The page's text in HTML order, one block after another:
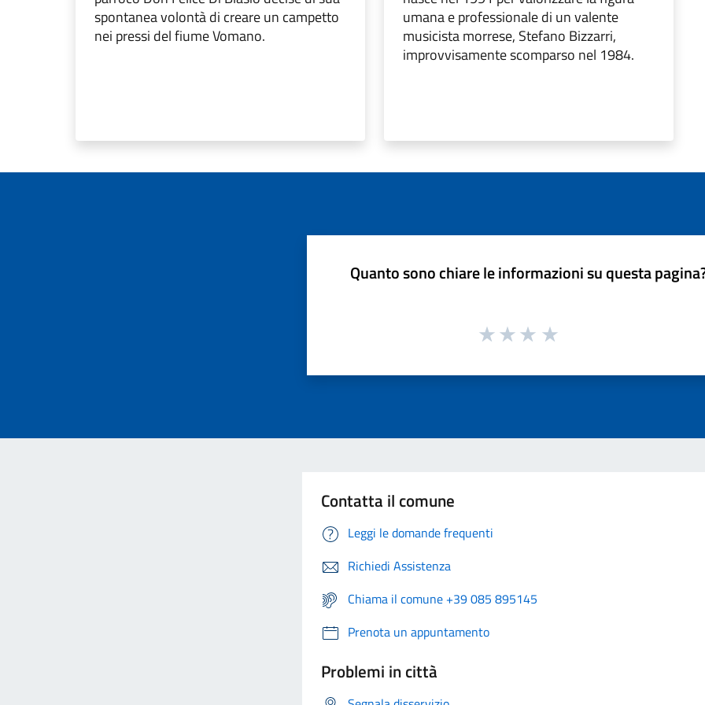
spontanea volontà di creare un campetto
nei pressi del fiume Vomano.
umana e professionale di un valente
musicista morrese, Stefano Bizzarri,
improvvisamente scomparso nel 1984.
Quanto sono chiare le informazioni su questa
Contatta il comune
Leggi le domande frequenti
Richiedi Assistenza
Chiama il comune +39 085 895145
Prenota un appuntamento
Problemi in città